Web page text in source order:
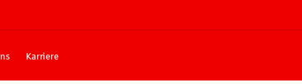
Karriere